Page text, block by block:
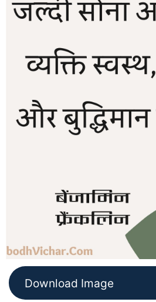
Download Image